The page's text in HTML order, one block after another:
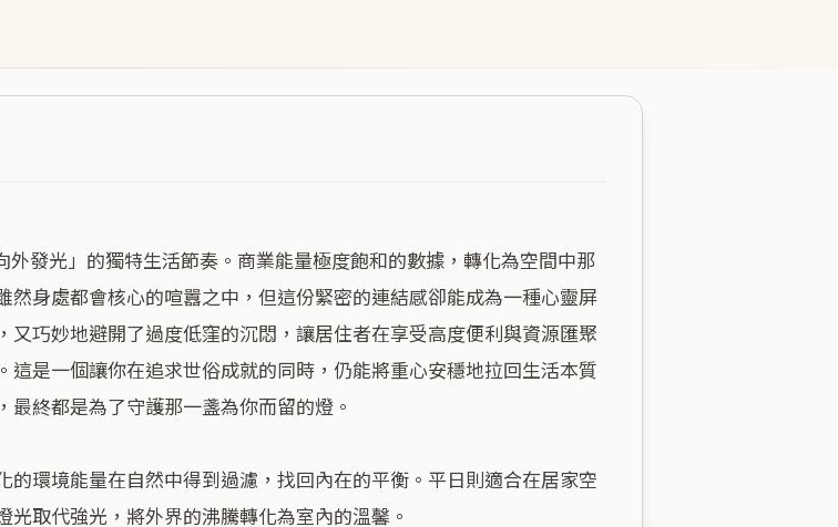
身處都會核心的喧囂之中，但這份緊密的連結感卻能成為一種心靈屏
巧妙地避開了過度低窪的沉悶，讓居住者在享受高度便利與資源匯聚
是一個讓你在追求世俗成就的同時，仍能將重心安穩地拉回生活本質
終都是為了守護那一盞為你而留的燈。
環境能量在自然中得到過濾，找回內在的平衡。平日則適合在居家空
取代強光，將外界的沸騰轉化為室內的溫馨。